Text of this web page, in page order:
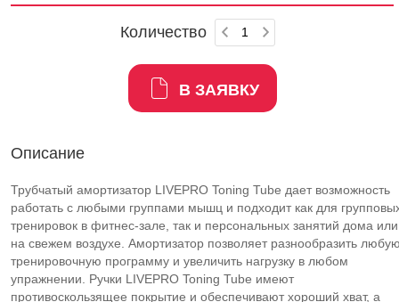
Количество
В ЗАЯВКУ
Описание
Трубчатый амортизатор LIVEPRO Toning Tube дает возможность
работать с любыми группами мышц и подходит как для
тренировок в фитнес-зале, так и персональных занятий дома или
на свежем воздухе. Амортизатор позволяет разнообразить
тренировочную программу и увеличить нагрузку в любом
упражнении. Ручки LIVEPRO Toning Tube имеют
противоскользящее покрытие и обеспечивают хороший хват, а